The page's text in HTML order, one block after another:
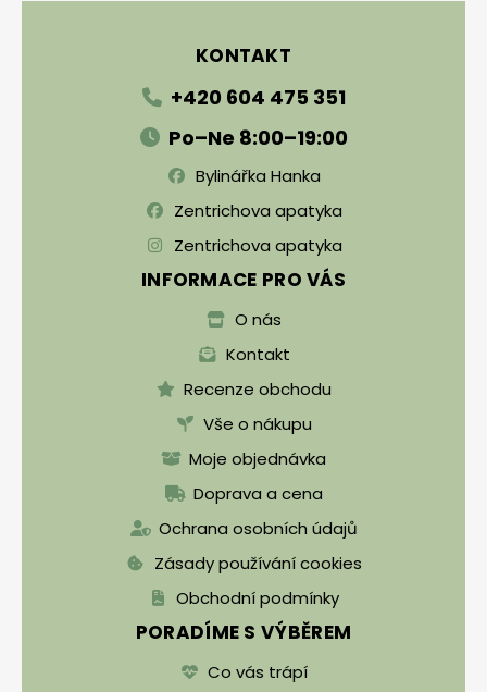
KONTAKT
+420 604 475 351
Po–Ne 8:00–19:00
Bylinářka Hanka
Zentrichova apatyka
Zentrichova apatyka
INFORMACE PRO VÁS
O nás
Kontakt
Recenze obchodu
Vše o nákupu
Moje objednávka
Doprava a cena
Ochrana osobních údajů
Zásady používání cookies
Obchodní podmínky
PORADÍME S VÝBĚREM
Co vás trápí